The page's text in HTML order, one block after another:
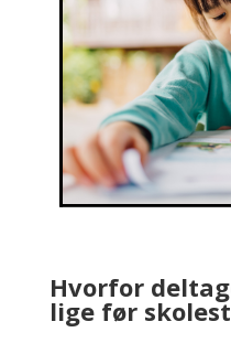
Hvorfor
lige før